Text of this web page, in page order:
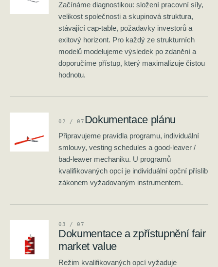
Začínáme diagnostikou: složení pracovní síly,
velikost společnosti a skupinová struktura,
stávající cap-table, požadavky investorů a
exitový horizont. Pro každý ze strukturních
modelů modelujeme výsledek po zdanění a
doporučíme přístup, který maximalizuje čistou
hodnotu.
0 2 / 07 Dokumentace plánu
Připravujeme pravidla programu, individuální
smlouvy, vesting schedules a good-leaver /
bad-leaver mechaniku. U programů
kvalifikovaných opcí je individuální opční příslib
zákonem vyžadovaným instrumentem.
03 / 07
Dokumentace a zpřístupnění fair
market value
Režim kvalifikovaných opcí vyžaduje